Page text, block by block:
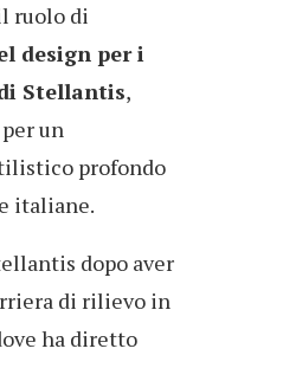
ruolo di
design per i
Stellantis,
un
profondo
italiane.
dopo aver
di rilievo in
ha diretto